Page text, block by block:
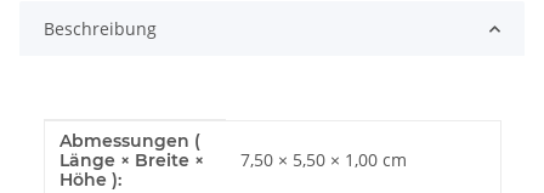
Beschreibung
Produkteigenschaft
Wert
Abmessungen (
Länge × Breite ×
Höhe ):
7,50 × 5,50 × 1,00 cm